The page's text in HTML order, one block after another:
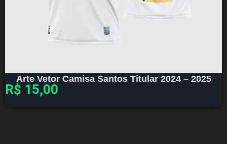
Arte Vetor Camisa Santos Titular 2024 – 2025
R$ 15,00